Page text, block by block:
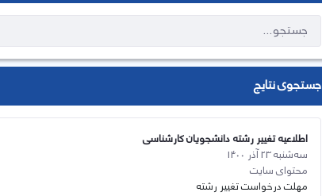
جستجوی نتایج
اطلاعیه تغییر رشته دانشجویان کارشناسی
سه‌شنبه 23 آذر 1400
محتوای سایت
مهلت درخواست تغییر رشته